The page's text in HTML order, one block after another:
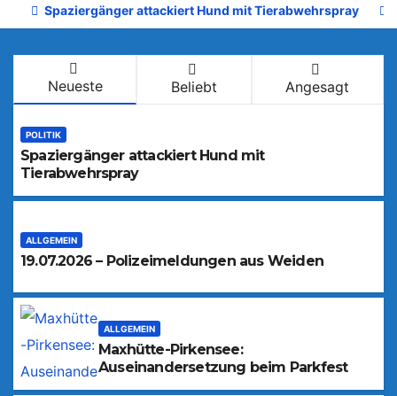
Spaziergänger attackiert Hund mit Tierabwehrspray
Neueste Beliebt Angesagt
POLITIK
Spaziergänger attackiert Hund mit
Tierabwehrspray
ALLGEMEIN
19.07.2026 – Polizeimeldungen aus Weiden
ALLGEMEIN
Maxhütte-Pirkensee:
Auseinandersetzung beim Parkfest